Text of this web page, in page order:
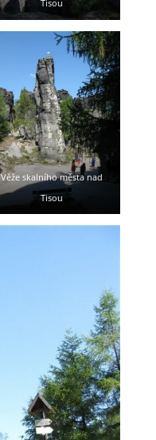
Tisou
Věže skalního města nad
Tisou